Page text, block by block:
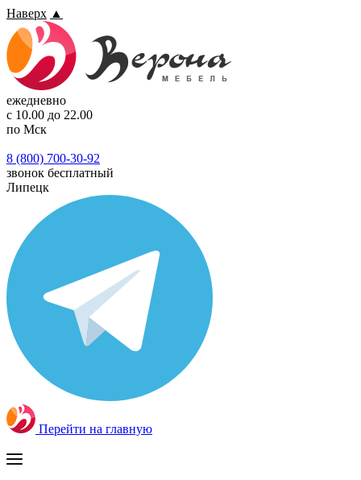
Наверх ▲
ежедневно
с 10.00 до 22.00
по Мск
8 (800) 700-30-92
звонок бесплатный
Липецк
Перейти на главную